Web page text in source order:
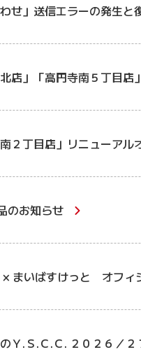
せ」送信エラーの発生と
店」「高円寺南５丁目店
２丁目店」リニューアル
のお知らせ
まいばすけっと オフィ
Ｙ.Ｓ.Ｃ.Ｃ. ２０２６／